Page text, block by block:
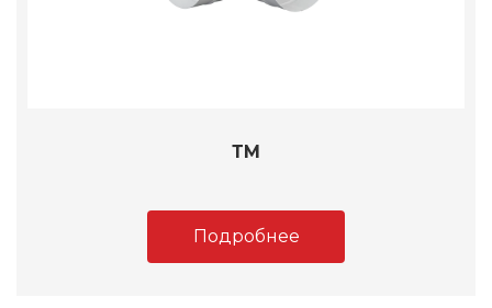
ТМ
Подробнее